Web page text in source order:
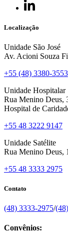
Localização
Unidade São José
Av. Acioni Souza
+55 (48) 3380-3553
Unidade Hospitalar
Rua Menino Deus,
Hospital de
+55 48 3222 9147
Unidade Satélite
Rua Menino Deus,
+55 48 3333 2975
Contato
(48) 3333-2975/
Convênios: